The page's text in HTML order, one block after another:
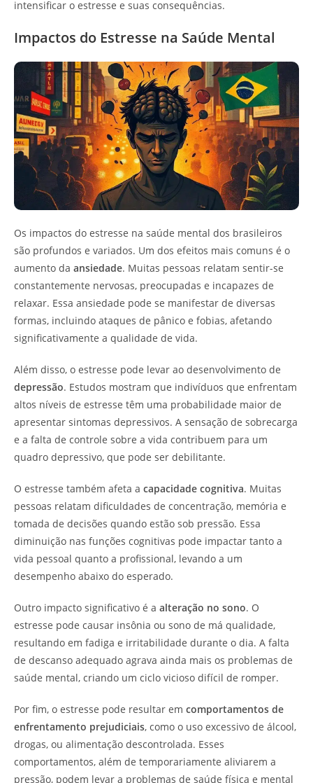
intensificar o estresse e suas consequências.
Impactos do Estresse na Saúde Mental
Os impactos do estresse na saúde mental dos brasileiros
são profundos e variados. Um dos efeitos mais comuns é o
aumento da ansiedade. Muitas pessoas relatam sentir-se
constantemente nervosas, preocupadas e incapazes de
relaxar. Essa ansiedade pode se manifestar de diversas
formas, incluindo ataques de pânico e fobias, afetando
significativamente a qualidade de vida.
Além disso, o estresse pode levar ao desenvolvimento de
depressão. Estudos mostram que indivíduos que enfrentam
altos níveis de estresse têm uma probabilidade maior de
apresentar sintomas depressivos. A sensação de sobrecarga
e a falta de controle sobre a vida contribuem para um
quadro depressivo, que pode ser debilitante.
O estresse também afeta a capacidade cognitiva. Muitas
pessoas relatam dificuldades de concentração, memória e
tomada de decisões quando estão sob pressão. Essa
diminuição nas funções cognitivas pode impactar tanto a
vida pessoal quanto a profissional, levando a um
desempenho abaixo do esperado.
Outro impacto significativo é a alteração no sono. O
estresse pode causar insônia ou sono de má qualidade,
resultando em fadiga e irritabilidade durante o dia. A falta
de descanso adequado agrava ainda mais os problemas de
saúde mental, criando um ciclo vicioso difícil de romper.
Por fim, o estresse pode resultar em comportamentos de
enfrentamento prejudiciais, como o uso excessivo de álcool,
drogas, ou alimentação descontrolada. Esses
comportamentos, além de temporariamente aliviarem a
pressão, podem levar a problemas de saúde física e mental